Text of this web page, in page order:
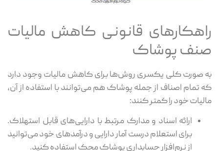
راهکارهای قانونی کاهش مالیات
صنف پوشاک
به صورت کلی یکسری روش‌ها برای کاهش مالیات وجود دارد
که تمام اصناف از جمله پوشاک هم می‌توانند با استفاده از آن،
مالیات خود را کمتر کنند:
ارائه اسناد و مدارک مرتبط با دارایی‌های قابل استهلاک.
برای استعلام درست آمار دارایی و درآمدهای خود می‌توانید
از نرم‌افزار حسابداری پوشاک محک استفاده کنید.